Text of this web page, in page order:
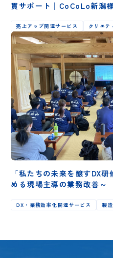
貫サポート│CoCoLo新潟
売上アップ関連サービス クリエテ
「私たちの未来を醸すDX
める現場主導の業務改善～
DX・業務効率化関連サービス 製